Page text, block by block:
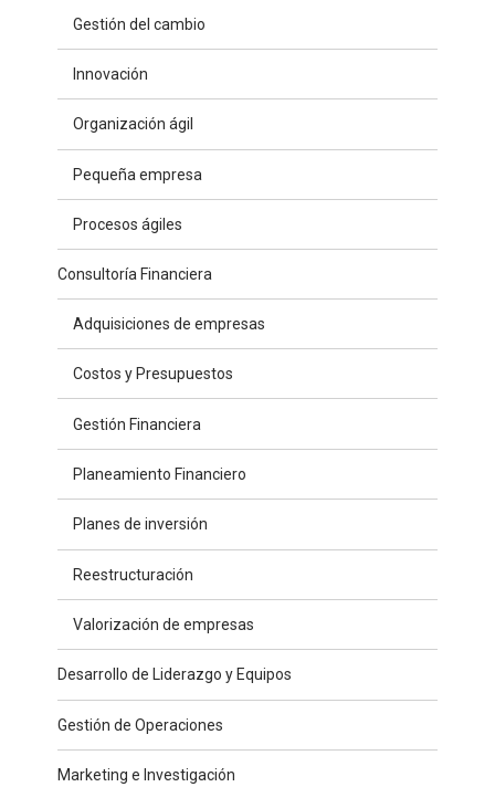
Gestión del cambio
Innovación
Organización ágil
Pequeña empresa
Procesos ágiles
Consultoría Financiera
Adquisiciones de empresas
Costos y Presupuestos
Gestión Financiera
Planeamiento Financiero
Planes de inversión
Reestructuración
Valorización de empresas
Desarrollo de Liderazgo y Equipos
Gestión de Operaciones
Marketing e Investigación